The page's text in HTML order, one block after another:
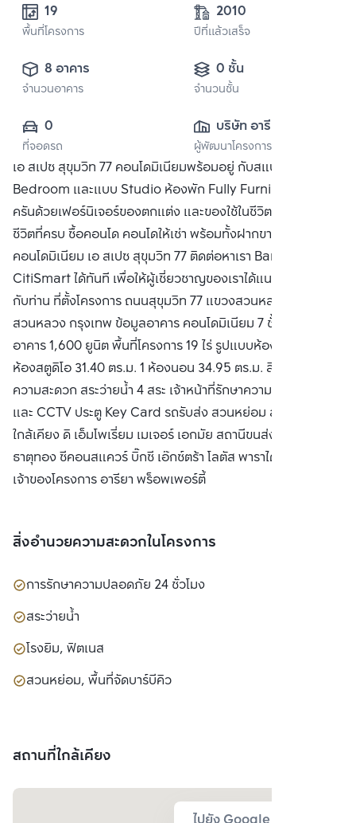
19
พื้นที่โครงการ
2010
ปีที่แล้วเสร็จ
8 อาคาร
จำนวนอาคาร
0 ชั้น
จำนวนชั้น
0
ที่จอดรถ
บริษัท อารียา พร
อพเพอร์ตี้ จำกัด
(มหาชน)
ผู้พัฒนาโครงการ
เอ สเปซ สุขุมวิท 77 คอนโดมิเนียมพร้อมอยู่ กับสแปซแบบ One
Bedroom และแบบ Studio ห้องพัก Fully Furnished ครบ
ครันด้วยเฟอร์นิเจอร์ของตกแต่ง และของใช้ในชีวิตประจำวัน
ชีวิตที่ครบ ซื้อคอนโด คอนโดให้เช่า พร้อมทั้งฝากขาย
คอนโดมิเนียม เอ สเปซ สุขุมวิท 77 ติดต่อหาเรา Bangkok
CitiSmart ได้ทันที เพื่อให้ผู้เชี่ยวชาญของเราได้แนะนำคอนโดให้
กับท่าน ที่ตั้งโครงการ ถนนสุขุมวิท 77 แขวงสวนหลวง เขต
สวนหลวง กรุงเทพ ข้อมูลอาคาร คอนโดมิเนียม 7 ชั้น จำนวน 8
อาคาร 1,600 ยูนิต พื้นที่โครงการ 19 ไร่ รูปแบบห้องพักอาศัย
ห้องสตูดิโอ 31.40 ตร.ม. 1 ห้องนอน 34.95 ตร.ม. สิ่งอำนวย
ความสะดวก สระว่ายน้ำ 4 สระ เจ้าหน้าที่รักษาความปลอดภัย
และ CCTV ประตู Key Card รถรับส่ง สวนหย่อม สถานที่สำคัญ
ใกล้เคียง ดิ เอ็มโพเรี่ยม เมเจอร์ เอกมัย สถานีขนส่ง เอกมัย วัด
ธาตุทอง ซีคอนสแควร์ บิ๊กซี เอ๊กซ์ตร้า โลตัส พาราไดซ์ พาร์ค
เจ้าของโครงการ อารียา พร็อพเพอร์ตี้
สิ่งอำนวยความสะดวกในโครงการ
การรักษาความปลอดภัย 24 ชั่วโมง
สระว่ายน้ำ
โรงยิม, ฟิตเนส
สวนหย่อม, พื้นที่จัดบาร์บีคิว
สถานที่ใกล้เคียง